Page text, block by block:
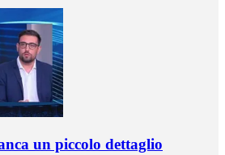
un piccolo dettaglio